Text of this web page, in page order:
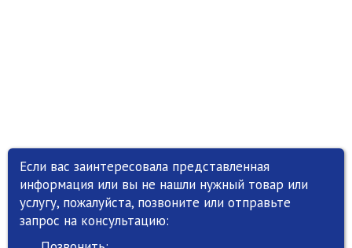
Если вас заинтересовала представленная
информация или вы не нашли нужный товар или
услугу, пожалуйста, позвоните или отправьте
запрос на консультацию: